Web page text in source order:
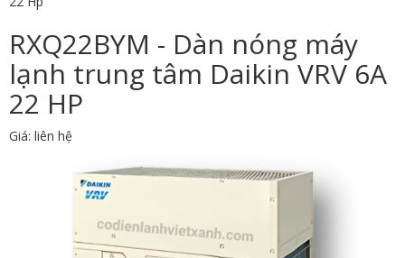
RXQ22BYM - Dàn nóng máy
lạnh trung tâm Daikin VRV 6A
22 HP
Giá: liên hệ